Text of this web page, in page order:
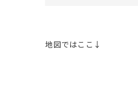
地図ではここ↓